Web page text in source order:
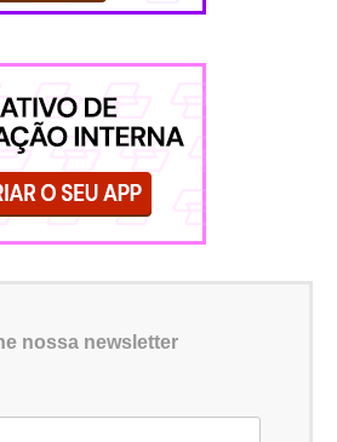
nossa newsletter